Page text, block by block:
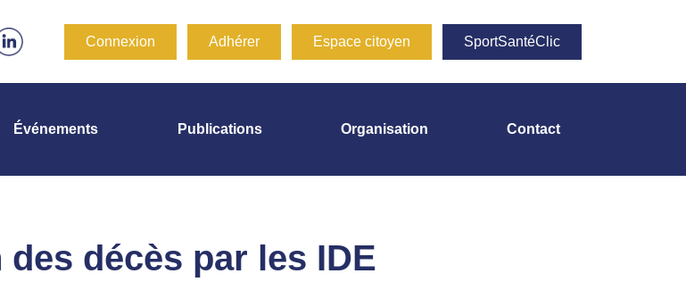
Connexion Adhérer Espace citoyen SportSantéClic
Événements Publications Organisation Contact
décès par les IDE